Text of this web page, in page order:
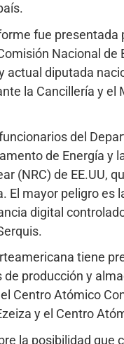
fue presentada
Nacional de
actual diputada
la Cancillería y el
del
de Energía y
(NRC) de EE.UU,
El mayor peligro es
digital
tiene
de producción y
Centro Atómico
y el Centro
la posibilidad que